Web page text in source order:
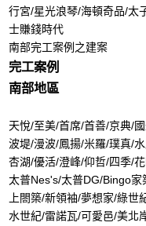
行宮/星光浪琴/海頓奇品/太
士賺錢時代
南部完工案例之建案
完工案例
南部地區
天悅/至美/首席/首善/京典/
波堤/漫波/鳳揚/米羅/璞真/
杏湖/優活/澄峰/仰哲/四季/
太普Nes's/太普DG/Bingo
上閤築/新領袖/夢想家/綠
水世紀/雷諾瓦/可愛邑/美北